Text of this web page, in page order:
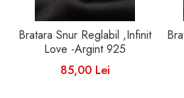
Bratara Snur Reglabil ,Infinit
Love -Argint 925
85,00 Lei